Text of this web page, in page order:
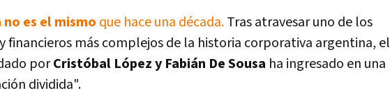
es el mismo que hace una década.Tras atravesar uno de los
financieros más complejos de la historia corporativa argentina, el
porCristóbal López y Fabián De Sousa ha ingresado en una
dividida".